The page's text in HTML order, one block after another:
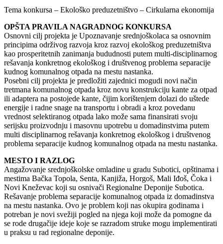
Tema konkursa – Ekološko preduzetništvo – Cirkularna ekonomija
OPŠTA PRAVILA NAGRADNOG KONKURSA
Osnovni cilj projekta je Upoznavanje srednjoškolaca sa osnovnim
principima održivog razvoja kroz razvoj ekološkog preduzetništva
kao prosperitetnih zanimanja bududnosti putem multi-disciplinarnog
rešavanja konkretnog ekološkog i društvenog problema separacije
kudnog komunalnog otpada na mestu nastanka.
Posebni cilj projekta je predložiti zajednici mogudi novi način
tretmana komunalnog otpada kroz novu konstrukciju kante za otpad
ili adaptera na postojede kante, čijim korištenjem dolazi do uštede
energije i radne snage na transportu i obradi a kroz povedanu
vrednost selektiranog otpada lako može sama finansirati svoju
serijsku proizvodnju i masovnu upotrebu u domadinstvima putem
multi disciplinarnog rešavanja konkretnog ekološkog i društvenog
problema separacije kudnog komunalnog otpada na mestu nastanka.
MESTO I RAZLOG
Angažovanje srednjoškolske omladine u gradu Subotici, opštinama i
mestima Bačka Topola, Senta, Kanjiža, Horgoš, Mali Iđoš, Čoka i
Novi Kneževac koji su osnivači Regionalne Deponije Subotica.
Rešavanje problema separacije komunalnog otpada iz domadinstva
na mestu nastanka. Ovo je problem koji nas okupira godinama i
potreban je novi svežiji pogled na njega koji može da pomogne da
se rode drugačije ideje koje se razradom struke mogu implementirati
u praksu u rad regionalne deponije.